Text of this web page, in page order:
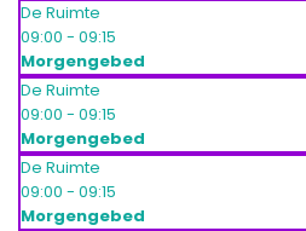
De Ruimte
09:00 - 09:15
Morgengebed
De Ruimte
09:00 - 09:15
Morgengebed
De Ruimte
09:00 - 09:15
Morgengebed